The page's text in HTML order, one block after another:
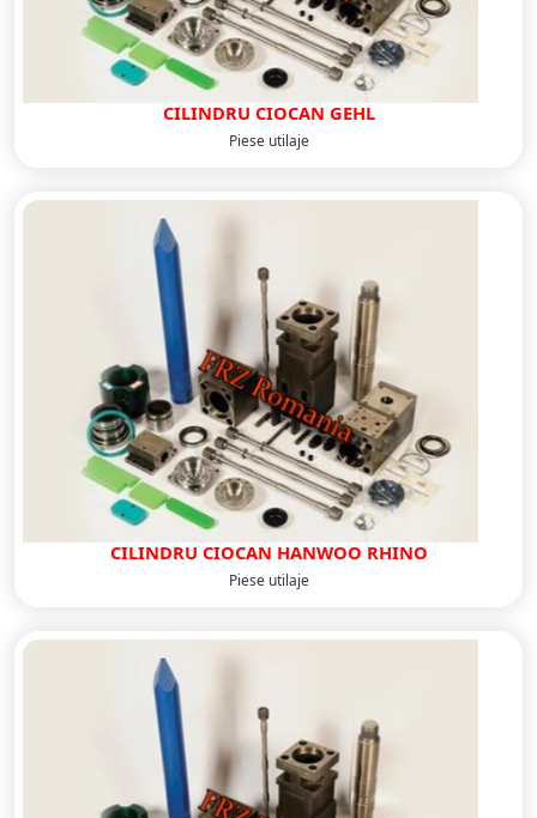
CILINDRU CIOCAN GEHL
Piese utilaje
CILINDRU CIOCAN HANWOO RHINO
Piese utilaje